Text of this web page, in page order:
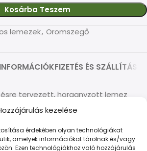
kezelése
érdekében olyan technológiákat
amelyek információkat tárolnak és/vagy
Ezen technológiákhoz való hozzájárulás
Kosárba Teszem
lemezek, Oromszegő
FIZETÉS ÉS SZÁLLÍTÁS
tervezett, horganyzott lemez
megoldást nyújt tetők esetén. A
hogy tökéletesen
színéhez, így esztétikailag is
tervezésénél figyelembe